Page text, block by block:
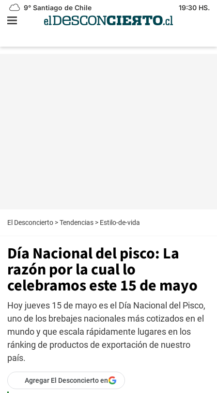
9° Santiago de Chile 19:30 HS.
El Desconcierto >Tendencias > Estilo-de-vida
Día Nacional del pisco: La
razón por la cual lo
celebramos este 15 de mayo
Hoy jueves 15 de mayo es el Día Nacional del Pisco,
uno de los brebajes nacionales más cotizados en el
mundo y que escala rápidamente lugares en los
ránking de productos de exportación de nuestro
país.
Agregar El Desconcierto en